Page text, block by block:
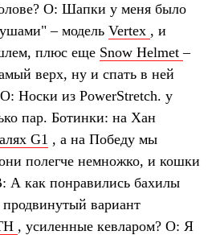
О: Шапки у меня было
– модель Vertex , и
плюс еще Snow Helmet–
верх, ну и спать в ней
Носки из PowerStretch. у
пар. Ботинки: на Хан
G1 , а на Победу мы
полегче немножко, и кошки
А как понравились бахилы
вариант
, усиленные кевларом? О: Я